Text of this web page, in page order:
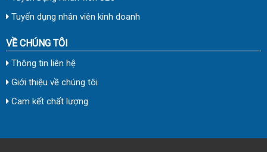
Tuyển dụng nhân viên kinh doanh
VỀ CHÚNG TÔI
Thông tin liên hệ
Giới thiệu về chúng tôi
Cam kết chất lượng